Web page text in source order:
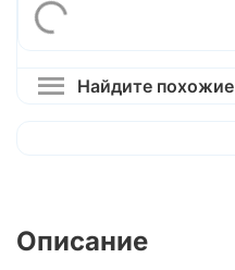
Найдите похожие
Описание